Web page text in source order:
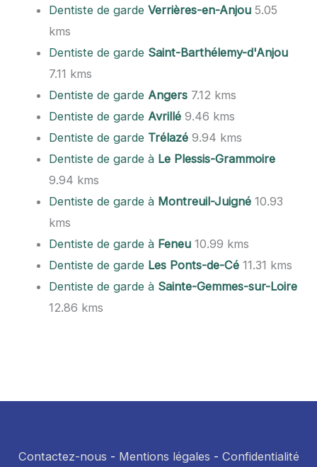
Dentiste de gardeVerrières-en-Anjou 5.05
kms
Dentiste de garde Saint-Barthélemy-d'Anjou
7.11 kms
Dentiste de garde Angers 7.12 kms
Dentiste de garde Avrillé 9.46 kms
Dentiste de garde Trélazé 9.94 kms
Dentiste de garde à Le Plessis-Grammoire
9.94 kms
Dentiste de garde à Montreuil-Juigné 10.93
kms
Dentiste de garde à Feneu 10.99 kms
Dentiste de garde Les Ponts-de-Cé 11.31 kms
Dentiste de garde à Sainte-Gemmes-sur-Loire
12.86 kms
Contactez-nous - Mentions légales - Confidentialité